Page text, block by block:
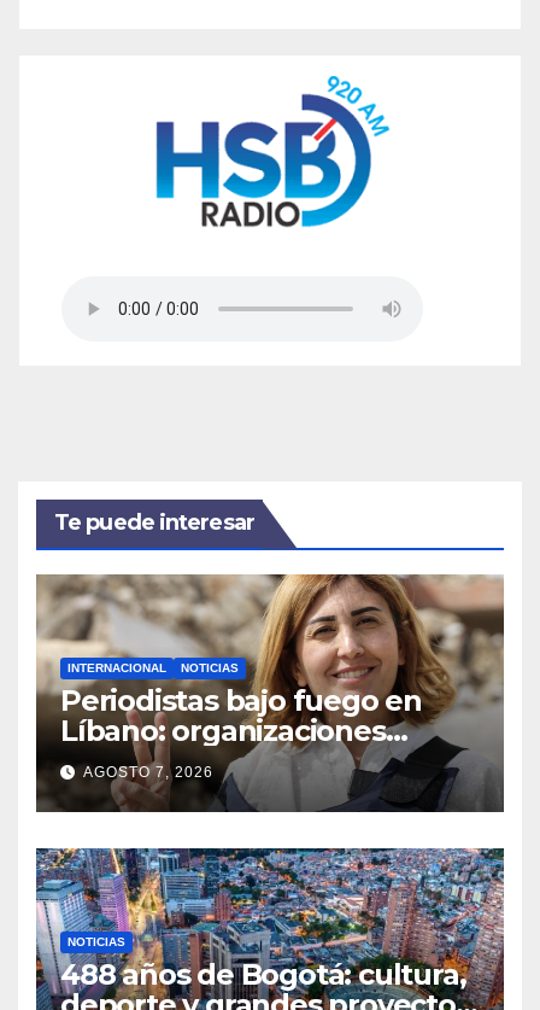
Te puede interesar
INTERNACIONAL NOTICIAS
Periodistas bajo fuego en
Líbano: organizaciones
denuncian ataques y exigen
justicia
AGOSTO 7, 2026
NOTICIAS
488 años de Bogotá: cultura,